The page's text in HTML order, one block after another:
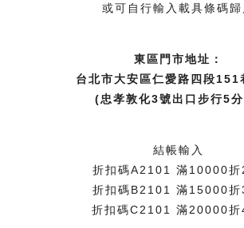
或可自行輸入載具條碼歸
東區門市地址：
台北市大安區仁愛路四段151
(忠孝敦化3號出口步行5
結帳輸入
折扣碼A2101 滿10000折
折扣碼B2101 滿15000折
折扣碼C2101 滿20000折